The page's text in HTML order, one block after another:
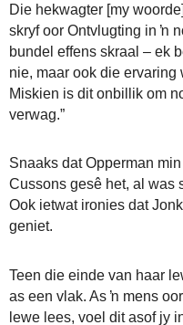
Die hekwagter [my
skryf oor Ontvlugting in ŉ
bundel effens skraal – ek
nie, maar ook die ervaring
Miskien is dit onbillik om
verwag.”
Snaaks dat Opperman
Cussons gesê het, al was
Ook ietwat ironies dat
geniet.
Teen die einde van haar
as een vlak. As ŉ mens
lewe lees, voel dit asof jy